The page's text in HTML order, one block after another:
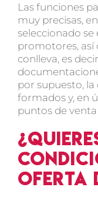
Las funciones
muy precisas,
seleccionado se
promotores, así
conlleva, es
por supuesto,
formados y, en
puntos de
oferta